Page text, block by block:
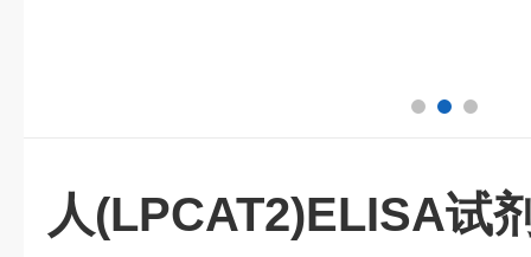
人(LPCAT2)ELISA试